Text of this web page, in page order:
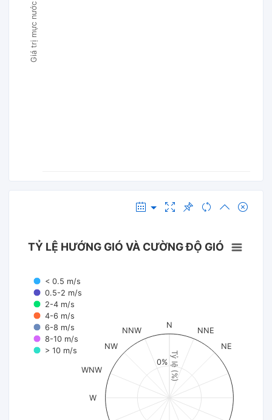
Giá trị mực nước
Tỷ lệ (%)
TỶ LỆ HƯỚNG GIÓ VÀ CƯỜNG ĐỘ GIÓ
< 0.5 m/s
0.5-2 m/s
2-4 m/s
4-6 m/s
6-8 m/s
8-10 m/s
> 10 m/s
N
NNE
NE
W
WNW
NW
NNW
0%